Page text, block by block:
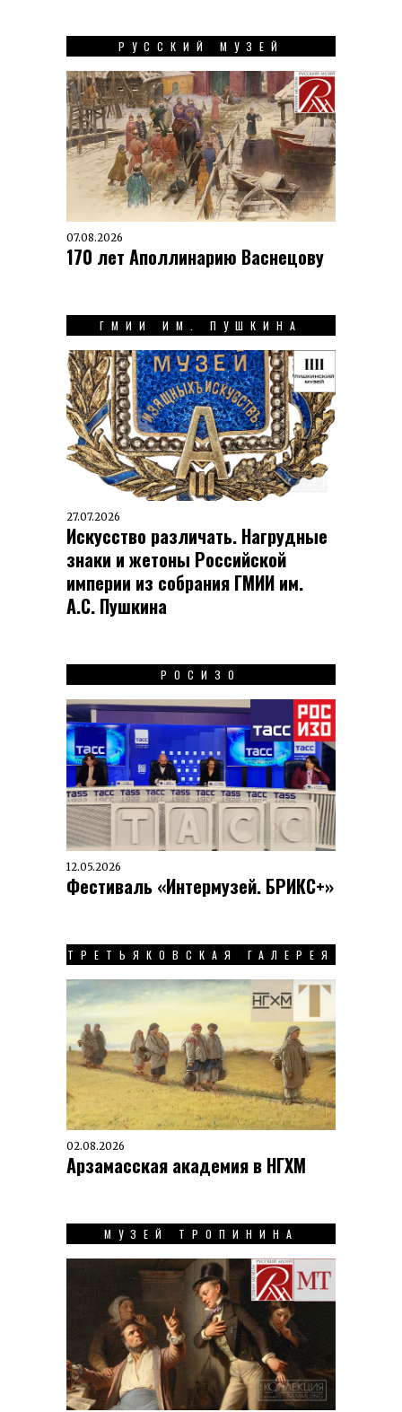
РУССКИЙ МУЗЕЙ
07.08.2026
170 лет Аполлинарию Васнецову
ГМИИ ИМ. ПУШКИНА
27.07.2026
Искусство различать. Нагрудные
знаки и жетоны Российской
империи из собрания ГМИИ им.
А.С. Пушкина
РОСИЗО
12.05.2026
Фестиваль «Интермузей. БРИКС+»
ТРЕТЬЯКОВСКАЯ ГАЛЕРЕЯ
02.08.2026
Арзамасская академия в НГХМ
МУЗЕЙ ТРОПИНИНА